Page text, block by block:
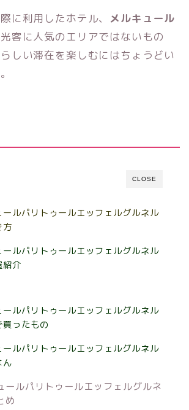
に利用したホテル、 メルキュール
客に人気のエリアではないもの
しい滞在を楽しむにはちょうどい
CLOSE
ールパリトゥールエッフェルグルネル
方
ールパリトゥールエッフェルグルネル
紹介
ールパリトゥールエッフェルグルネル
買ったもの
ールパリトゥールエッフェルグルネル
ん
ールパリトゥールエッフェルグルネ
め